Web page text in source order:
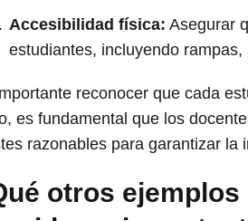
Accesibilidad física: Asegurar
estudiantes, incluyendo
reconocer que cada
es fundamental que los
razonables para garantizar la
otros